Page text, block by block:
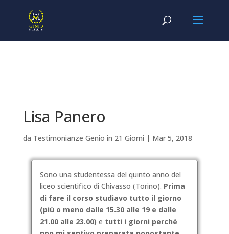
Lisa Panero
da Testimonianze Genio in 21 Giorni | Mar 5, 2018
Sono una studentessa del quinto anno del
liceo scientifico di Chivasso (Torino). Prima
di fare il corso studiavo tutto il giorno
(più o meno dalle 15.30 alle 19 e dalle
21.00 alle 23.00) e tutti i giorni perché